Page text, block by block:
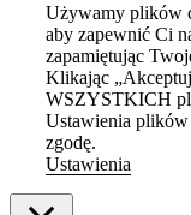
Używamy plików
aby zapewnić Ci
zapamiętując
Klikając
WSZYSTKICH
Ustawienia
zgodę.
Ustawienia